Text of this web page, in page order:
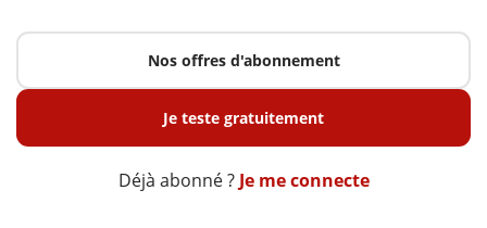
Nos offres d'abonnement
Je teste gratuitement
Déjà abonné ? Je me connecte